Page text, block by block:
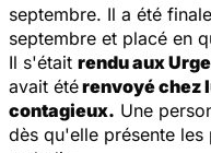
septembre. Il a été
septembre et placé en
Il s'était rendu aux
avait étérenvoyé chez
contagieux. Une
dès qu'elle présente